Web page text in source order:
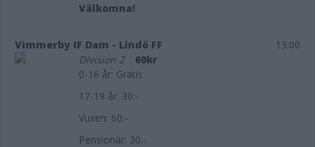
Välkomna!
Vimmerby IF Dam - Lindö FF
13:00
Division 2
60kr
0-16 år: Gratis
17-19 år: 30:-
Vuxen: 60:-
Pensionär: 30:-